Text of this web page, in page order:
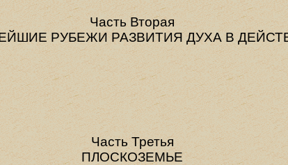
Часть Вторая
РУБЕЖИ РАЗВИТИЯ ДУХА В
Часть Третья
ПЛОСКОЗЕМЬЕ